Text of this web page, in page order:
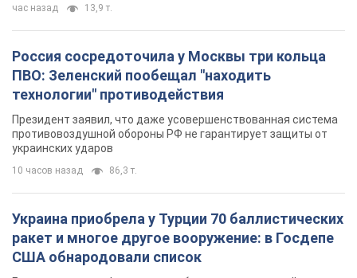
10 часов назад 86,3 т.
Украина приобрела у Турции 70 баллистических
ракет и многое другое вооружение: в Госдепе
США обнародовали список
Госдеп уже проинформировал об этом американский
Конгресс